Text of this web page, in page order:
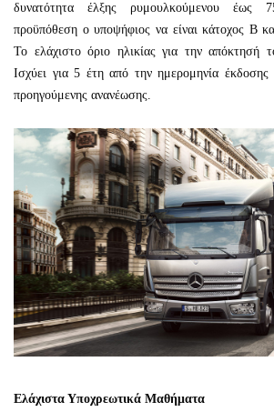
δυνατότητα έλξης ρυμουλκούμενου έως
προϋπόθεση ο υποψήφιος να είναι κάτοχος Β
Το ελάχιστο όριο ηλικίας για την απόκτησή
Ισχύει για 5 έτη από την ημερομηνία
προηγούμενης ανανέωσης.
Ελάχιστα Υποχρεωτικά Μαθήματα